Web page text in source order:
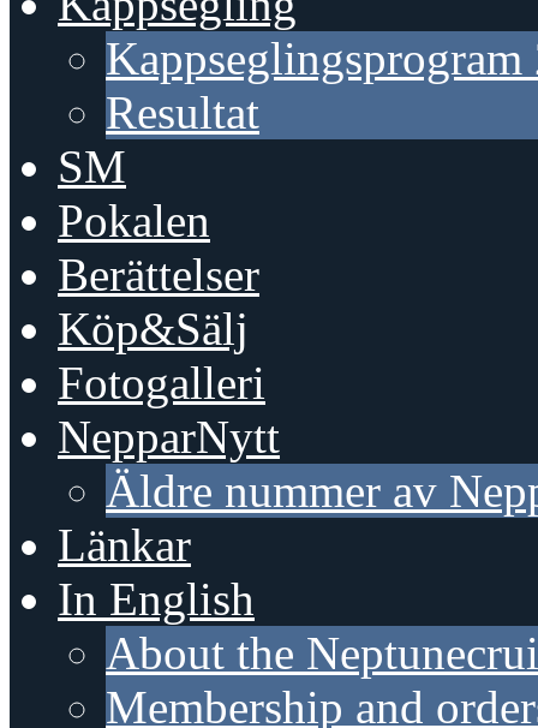
Kappseglingsprogram
Resultat
SM
Pokalen
Berättelser
Köp&Sälj
Fotogalleri
NepparNytt
Äldre nummer av
Länkar
In English
About the
Membership and